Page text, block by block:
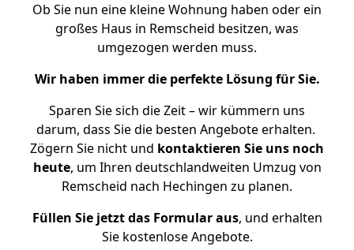
Ob Sie nun eine kleine Wohnung haben oder ein
großes Haus in Remscheid besitzen, was
umgezogen werden muss.
Wir haben immer die perfekte Lösung für Sie.
Sparen Sie sich die Zeit – wir kümmern uns
darum, dass Sie die besten Angebote erhalten.
Zögern Sie nicht und kontaktieren Sie uns noch
heute, um Ihren deutschlandweiten Umzug von
Remscheid nach Hechingen zu planen.
Füllen Sie jetzt das Formular aus, und erhalten
Sie kostenlose Angebote.